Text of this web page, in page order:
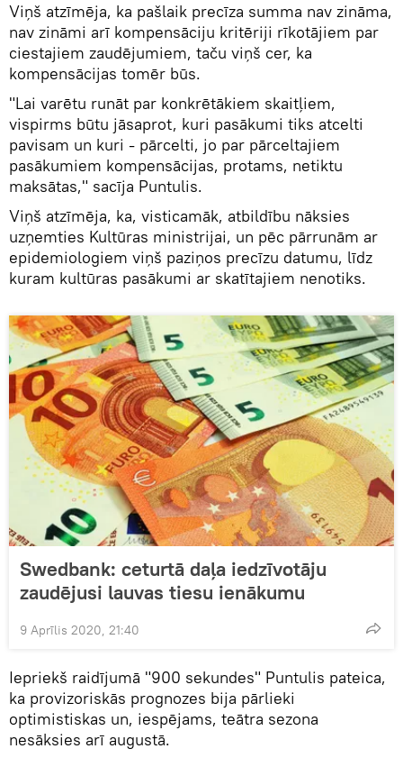
Viņš atzīmēja, ka pašlaik precīza summa nav zināma,
nav zināmi arī kompensāciju kritēriji rīkotājiem par
ciestajiem zaudējumiem, taču viņš cer, ka
kompensācijas tomēr būs.
"Lai varētu runāt par konkrētākiem skaitļiem,
vispirms būtu jāsaprot, kuri pasākumi tiks atcelti
pavisam un kuri - pārcelti, jo par pārceltajiem
pasākumiem kompensācijas, protams, netiktu
maksātas," sacīja Puntulis.
Viņš atzīmēja, ka, visticamāk, atbildību nāksies
uzņemties Kultūras ministrijai, un pēc pārrunām ar
epidemiologiem viņš paziņos precīzu datumu, līdz
kuram kultūras pasākumi ar skatītajiem nenotiks.
Swedbank: ceturtā daļa iedzīvotāju
zaudējusi lauvas tiesu ienākumu
9 Aprīlis 2020, 21:40
Iepriekš raidījumā "900 sekundes" Puntulis pateica,
ka provizoriskās prognozes bija pārlieki
optimistiskas un, iespējams, teātra sezona
nesāksies arī augustā.